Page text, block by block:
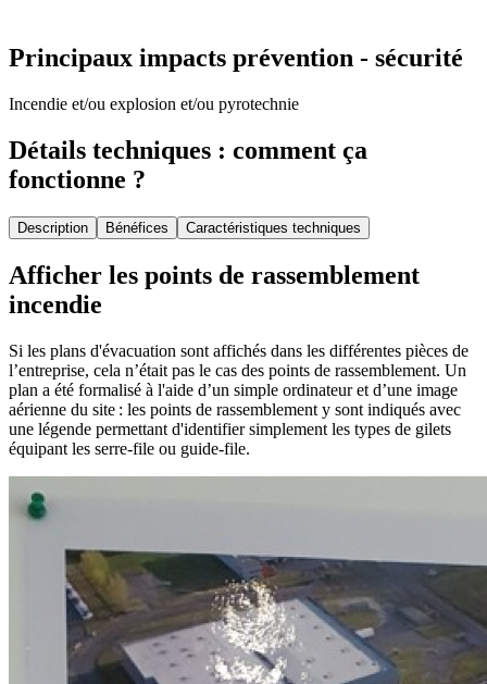
Principaux impacts prévention - sécurité
Incendie et/ou explosion et/ou pyrotechnie
Détails techniques : comment ça
fonctionne ?
Description Bénéfices Caractéristiques techniques
Afficher les points de rassemblement
incendie
Si les plans d'évacuation sont affichés dans les différentes pièces de
l’entreprise, cela n’était pas le cas des points de rassemblement. Un
plan a été formalisé à l'aide d’un simple ordinateur et d’une image
aérienne du site : les points de rassemblement y sont indiqués avec
une légende permettant d'identifier simplement les types de gilets
équipant les serre-file ou guide-file.